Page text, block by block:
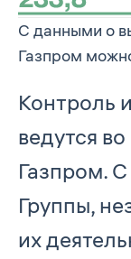
С данными о
Газпром
Контроль
ведутся
Газпром.
Группы,
их